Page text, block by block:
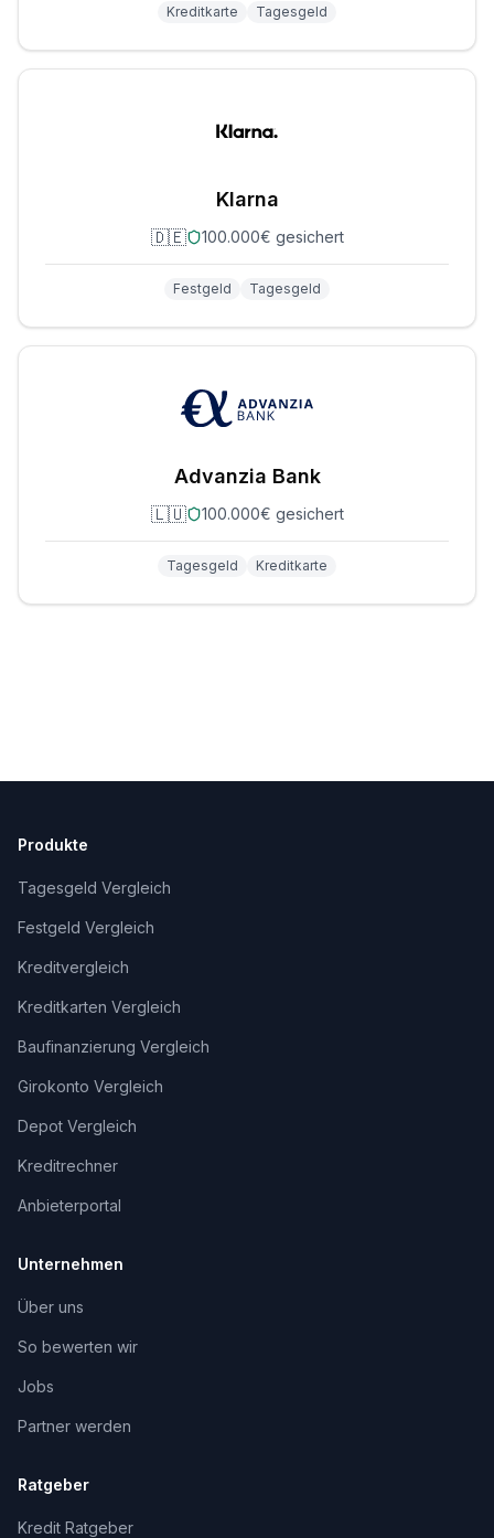
Kreditkarte Tagesgeld
Klarna
🇩🇪 100.000€ gesichert
Festgeld Tagesgeld
Advanzia Bank
🇱🇺 100.000€ gesichert
Tagesgeld Kreditkarte
Produkte
Tagesgeld Vergleich
Festgeld Vergleich
Kreditvergleich
Kreditkarten Vergleich
Baufinanzierung Vergleich
Girokonto Vergleich
Depot Vergleich
Kreditrechner
Anbieterportal
Unternehmen
Über uns
So bewerten wir
Jobs
Partner werden
Ratgeber
Kredit Ratgeber